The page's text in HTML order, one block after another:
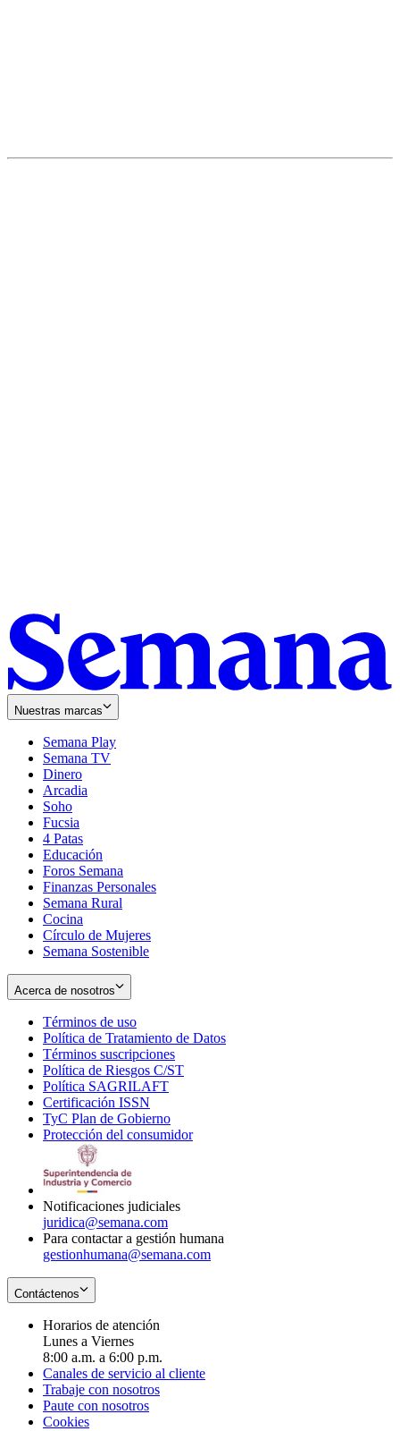
Nuestras marcas
Semana Play
Semana TV
Dinero
Arcadia
Soho
in
new
window
Fucsia
in
new
window
4 Patas
Educación
Foros Semana
Finanzas Personales
Semana Rural
Cocina
Círculo de Mujeres
Semana Sostenible
Acerca de nosotros
Términos de uso
in
new
window
Política de Tratamiento de Datos
Términos suscripciones
in
Política de Riesgos C/ST
Política SAGRILAFT
new
window
Certificación ISSN
in
new
TyC Plan de Gobierno
in
Protección del consumidorOpens
Notificaciones judiciales
juridica@semana.com
Para contactar a gestión humana
gestionhumana@semana.com
Contáctenos
Horarios de atención
Lunes a Viernes
8:00 a.m. a 6:00 p.m.
Canales de servicio al cliente
Trabaje con nosotros
Paute con nosotros
Cookies